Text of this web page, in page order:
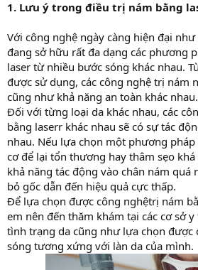
1. Lưu ý trong điều trị nám bằng
Với công nghệ ngày càng hiện đại
đang sở hữu rất đa dạng các phương
laser từ nhiều bước sóng khác nhau.
được sử dụng, các công nghệ trị nám
cũng như khả năng an toàn khác nhau.
Đối với từng loại da khác nhau, các
bằng laserr khác nhau sẽ có sự tác
nhau. Nếu lựa chọn một phương
cơ để lại tổn thương hay thâm sẹo
khả năng tác động vào chân nám quá
bỏ gốc dẫn đến hiệu quả cực thấp.
Để lựa chọn được công nghệtrị nám
em nên đến thăm khám tại các cơ sở
tình trạng da cũng như lựa chọn được
sóng tương xứng với làn da của mình.